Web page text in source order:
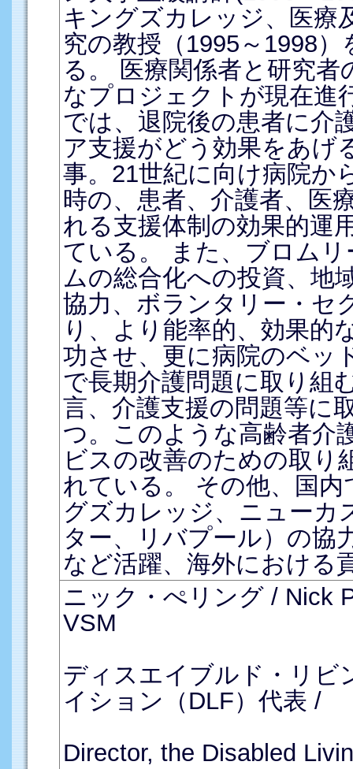
キングズカレッジ、医療
究の教授（1995～1998
る。 医療関係者と研究者
なプロジェクトが現在進
では、退院後の患者に介
ア支援がどう効果をあげ
事。21世紀に向け病院か
時の、患者、介護者、医
れる支援体制の効果的運
ている。 また、ブロム
ムの総合化への投資、地
協力、ボランタリー・セ
り、より能率的、効果的
功させ、更に病院のベッ
で長期介護問題に取り組
言、介護支援の問題等に
つ。このような高齢者介
ビスの改善のための取り
れている。 その他、国
グズカレッジ、ニューカ
ター、リバプール）の協
など活躍、海外における
ニック・ぺリング / Nick
VSM
ディスエイブルド・リビ
イション（DLF）代表 /
Director, the Disabled